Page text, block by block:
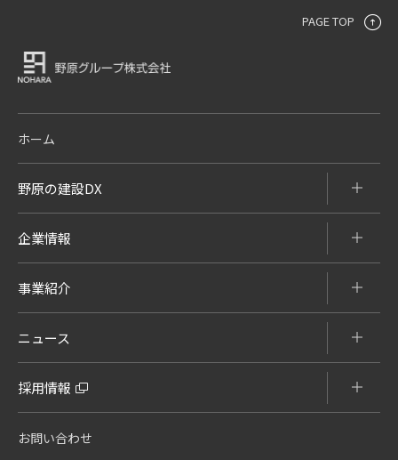
PAGE TOP
ホーム
野原の建設DX
企業情報
事業紹介
ニュース
採用情報
お問い合わせ